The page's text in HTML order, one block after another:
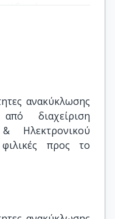
Αθηνών
Τμήμα
Έργων Τέχνης,
Τμήμα
Μηχανικών,
Τμήμα
Εθνικό και
Αθηνών
Τμήμα
Εθνικό και
Αθηνών
ανακύκλωσης
διαχείριση
Ηλεκτρονικού
προς το